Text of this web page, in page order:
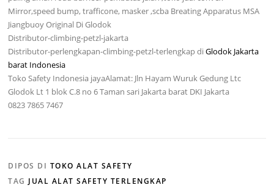
Mirror,speed bump, trafficone, masker ,scba Breating Apparatus MSA
Jiangbuoy Original Di Glodok
Distributor-climbing-petzl-jakarta
Distributor-perlengkapan-climbing-petzl-terlengkap diGlodok Jakarta
barat Indonesia
Toko Safety Indonesia jayaAlamat: Jln Hayam Wuruk Gedung Ltc
Glodok Lt 1 blok C.8 no 6 Taman sari Jakarta barat DKI Jakarta
0823 7865 7467
DIPOS DI TOKO ALAT SAFETY
TAG JUAL ALAT SAFETY TERLENGKAP